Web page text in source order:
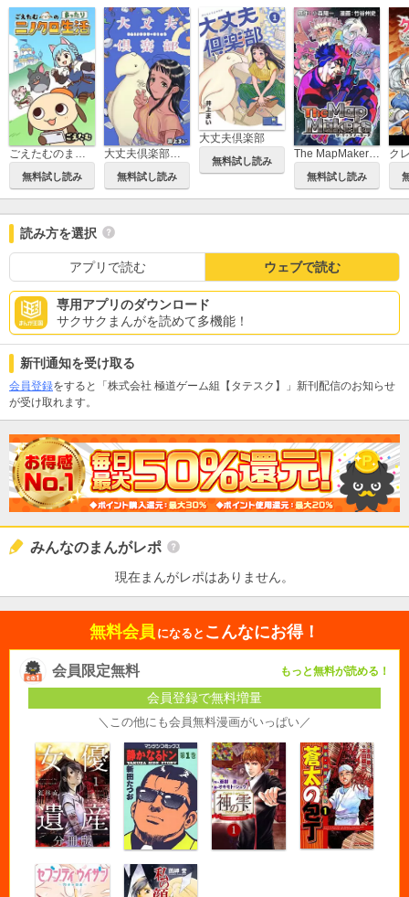
無料試し読み 無料試し読み
大丈夫倶楽部
無料試し読み
無料試し読み
読み方を選択
アプリで読む ウェブで読む
専用アプリのダウンロード
サクサクまんがを読めて多機能！
新刊通知を受け取る
会員登録をすると「株式会社 極道ゲーム組【タテスク】」新刊配信のお知らせ
が受け取れます。
みんなのまんがレポ
現在まんがレポはありません。
無料会員 になると こんなにお得！
会員限定無料 もっと無料が読める！
会員登録で無料増量
＼この他にも会員無料漫画がいっぱい／